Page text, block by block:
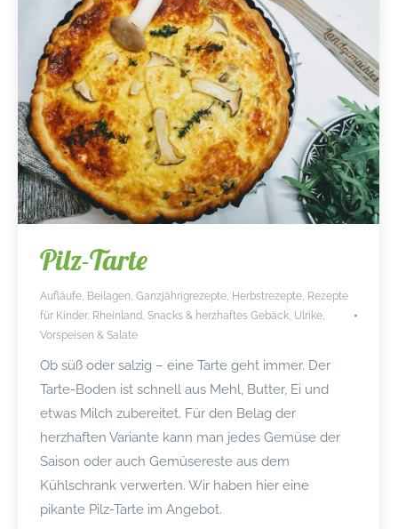
Pilz-Tarte
Aufläufe, Beilagen, Ganzjährigrezepte, Herbstrezepte, Rezepte
für Kinder, Rheinland, Snacks & herzhaftes Gebäck, Ulrike,
Vorspeisen & Salate
Ob süß oder salzig – eine Tarte geht immer. Der
Tarte-Boden ist schnell aus Mehl, Butter, Ei und
etwas Milch zubereitet. Für den Belag der
herzhaften Variante kann man jedes Gemüse der
Saison oder auch Gemüsereste aus dem
Kühlschrank verwerten. Wir haben hier eine
pikante Pilz-Tarte im Angebot.